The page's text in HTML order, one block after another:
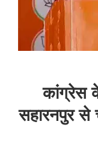
कांग्रेस
सहारनपुर से